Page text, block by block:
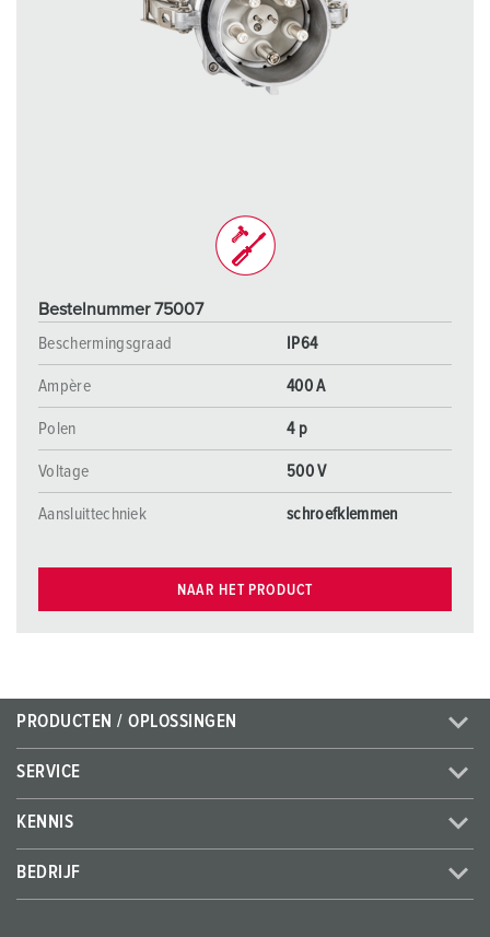
Bestelnummer 75007
Beschermingsgraad
IP64
Ampère 400 A
Polen 4 p
Voltage 500 V
Aansluittechniek schroefklemmen
NAAR HET PRODUCT
PRODUCTEN / OPLOSSINGEN
SERVICE
KENNIS
BEDRIJF